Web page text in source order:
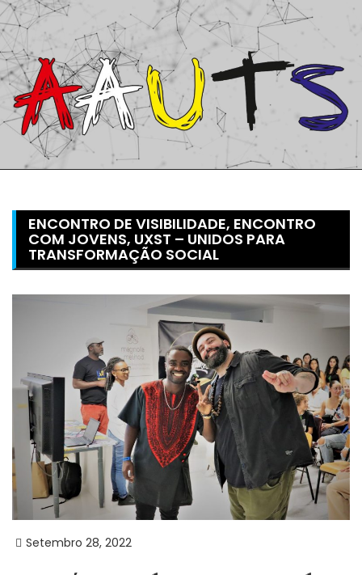
Skip
to
content
ENCONTRO DE VISIBILIDADE, ENCONTRO
COM JOVENS, UXST – UNIDOS PARA
TRANSFORMAÇÃO SOCIAL
Setembro 28, 2022